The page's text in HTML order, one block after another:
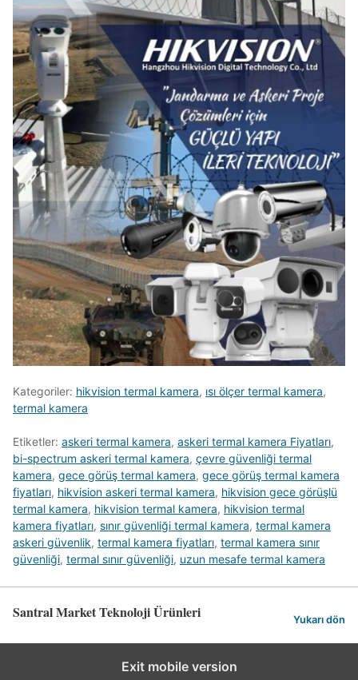
Kategoriler: hikvision termal kamera, ısı ölçer termal kamera,
termal kamera
Etiketler: askeri termal kamera, askeri termal kamera Fiyatları,
bi-spectrum askeri termal kamera, çevre güvenliği termal
kamera, gece görüş termal kamera, gece görüş termal kamera
fiyatları, hikvision askeri termal kamera, hikvision gece görüşlü
termal kamera, hikvision termal kamera, hikvision termal
kamera fiyatları, sınır güvenliği termal kamera, termal kamera
askeri güvenlik, termal kamera fiyatları, termal kamera sınır
güvenliği, termal sınır güvenliği, uzun mesafe termal kamera
Santral Market Teknoloji Ürünleri Yukarı dön
Exit mobile version